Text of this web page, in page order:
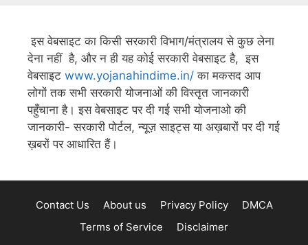
इस वेबसाइट का किसी सरकारी विभाग/मंत्रालय से कुछ लेना
देना नहीं है, और न ही यह कोई सरकारी वेबसाइट है, इस
वेबसाइट www.yojanahindime.in/ का मकसद आप
लोगों तक सभी सरकारी योजनाओं की विस्तृत जानकारी
पहुँचाना है। इस वेबसाइट पर दी गई सभी योजनाओ की
जानकारी- सरकारी पोर्टल, न्यूज़ साइट्स या अख़बारों पर दी गई
ख़बरों पर आधारित हैं।
Contact Us About us Privacy Policy
DMCA
Terms of Service
Disclaimer